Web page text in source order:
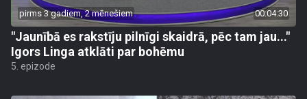
pirms 3 gadiem, 2 mēnešiem 00:04:30
"Jaunībā es rakstīju pilnīgi skaidrā, pēc tam jau..."
Igors Linga atklāti par bohēmu
5. epizode